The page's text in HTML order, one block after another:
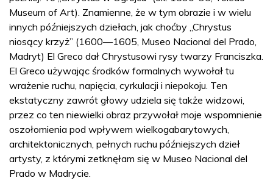
Museum of Art). Znamienne, że w tym obrazie i w wielu
innych późniejszych dziełach, jak choćby „Chrystus
niosący krzyż” (1600—1605, Museo Nacional del Prado,
Madryt) El Greco dał Chrystusowi rysy twarzy Franciszka.
El Greco używając środków formalnych wywołał tu
wrażenie ruchu, napięcia, cyrkulacji i niepokoju. Ten
ekstatyczny zawrót głowy udziela się także widzowi,
przez co ten niewielki obraz przywołał moje wspomnienie
oszołomienia pod wpływem wielkogabarytowych,
architektonicznych, pełnych ruchu późniejszych dzieł
artysty, z którymi zetknęłam się w Museo Nacional del
Prado w Madrycie.